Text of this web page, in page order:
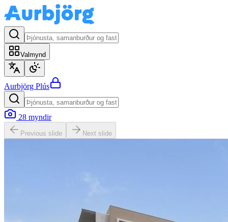
Valmynd
Aurbjörg Plús
28 myndir
Previous slide Next slide